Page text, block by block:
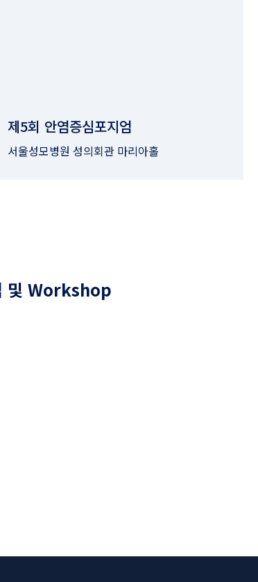
제5회 안염증심포지엄
서울성모병원 성의회관 마리아홀
및 Workshop